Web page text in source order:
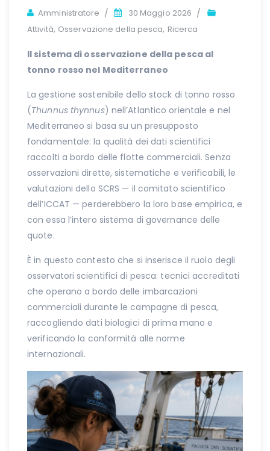
Author
Amministratore
30 Maggio 2026
Attività, Osservazione della pesca, Ricerca
Il sistema di osservazione della pesca al
tonno rosso nel Mediterraneo
La gestione sostenibile dello stock di tonno rosso
(Thunnus thynnus) nell’Atlantico orientale e nel
Mediterraneo si basa su un presupposto
fondamentale: la qualità dei dati scientifici
raccolti a bordo delle flotte commerciali. Senza
osservazioni dirette, sistematiche e verificabili, le
valutazioni dello SCRS — il comitato scientifico
dell’ICCAT — perderebbero la loro base empirica, e
con essa l’intero sistema di governance delle
quote.
È in questo contesto che si inserisce il ruolo degli
osservatori scientifici di pesca: tecnici accreditati
che operano a bordo delle imbarcazioni
commerciali durante le campagne di pesca,
raccogliendo dati biologici di prima mano e
verificando la conformità alle norme
internazionali.